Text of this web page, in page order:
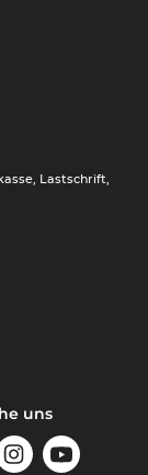
Lastschrift,
uns